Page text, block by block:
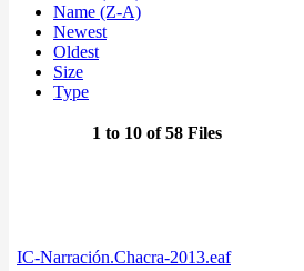
Name (Z-A)
Newest
Oldest
Size
Type
1 to 10 of 58 Files
IC-Narración.Chacra-2013.eaf